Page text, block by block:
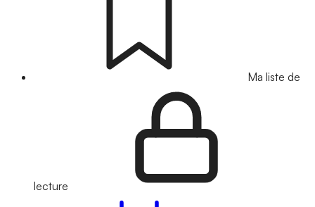
Ma liste de
lecture